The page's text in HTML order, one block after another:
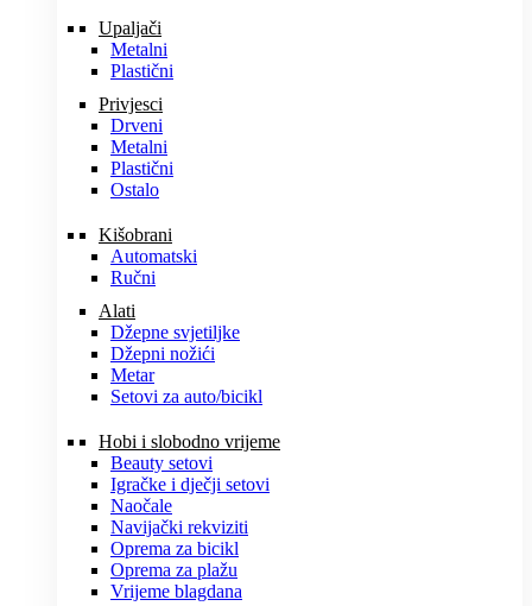
Upaljači
Metalni
Plastični
Privjesci
Drveni
Metalni
Plastični
Ostalo
Kišobrani
Automatski
Ručni
Alati
Džepne svjetiljke
Džepni nožići
Metar
Setovi za auto/bicikl
Hobi i slobodno vrijeme
Beauty setovi
Igračke i dječji setovi
Naočale
Navijački rekviziti
Oprema za bicikl
Oprema za plažu
Vrijeme blagdana